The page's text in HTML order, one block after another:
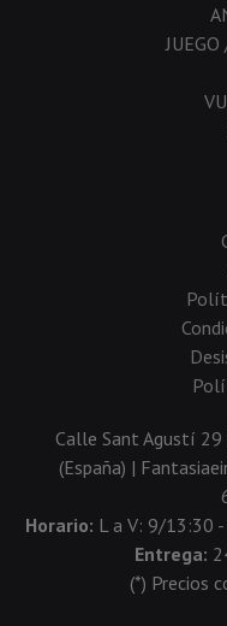
JUEGO
Calle Sant Agustí
(España) |
Horario: L a V: 9/13:30
Entrega:
(*) Precios